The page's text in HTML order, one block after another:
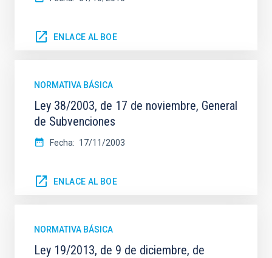
ENLACE AL BOE
NORMATIVA BÁSICA
Ley 38/2003, de 17 de noviembre, General
de Subvenciones
Fecha 17/11/2003
ENLACE AL BOE
NORMATIVA BÁSICA
Ley 19/2013, de 9 de diciembre, de